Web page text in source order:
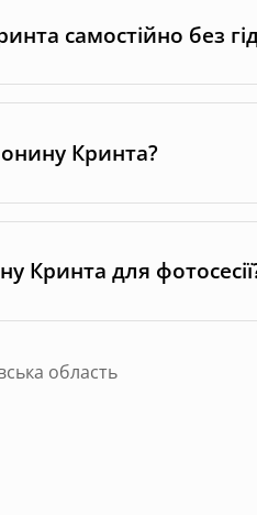
самостійно без
Кринта?
Кринта для
область